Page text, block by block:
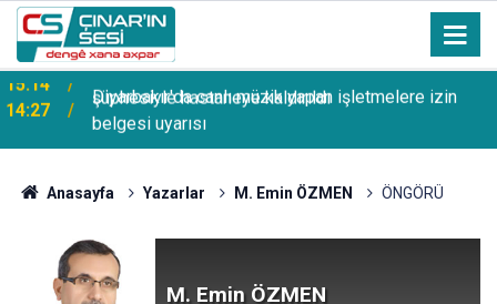
14:27
Diyarbakır'da canlı müzik yapan işletmelere izin
belgesi uyarısı
Anasayfa Yazarlar M. Emin ÖZMEN ÖNGÖRÜ
M. Emin ÖZMEN